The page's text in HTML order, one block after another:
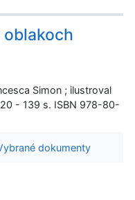
oblakoch
Simon ; ilustroval
- 139 s. ISBN 978-80-
dokumenty